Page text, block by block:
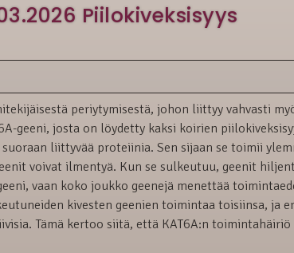
Piilokiveksisyys
periytymisestä, johon liittyy vahvasti
geeni, josta on löydetty kaksi koirien
liittyvää proteiinia. Sen sijaan se toimii
voivat ilmentyä. Kun se sulkeutuu, geenit
vaan koko joukko geenejä menettää
kivesten geenien toimintaa toisiinsa, ja
Tämä kertoo siitä, että KAT6A:n toimintahäiriö